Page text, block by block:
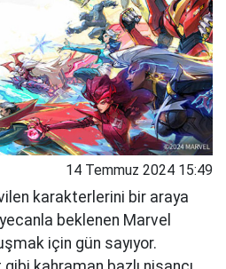
14 Temmuz 2024 15:49
karakterlerini bir araya
beklenen Marvel
için gün sayıyor.